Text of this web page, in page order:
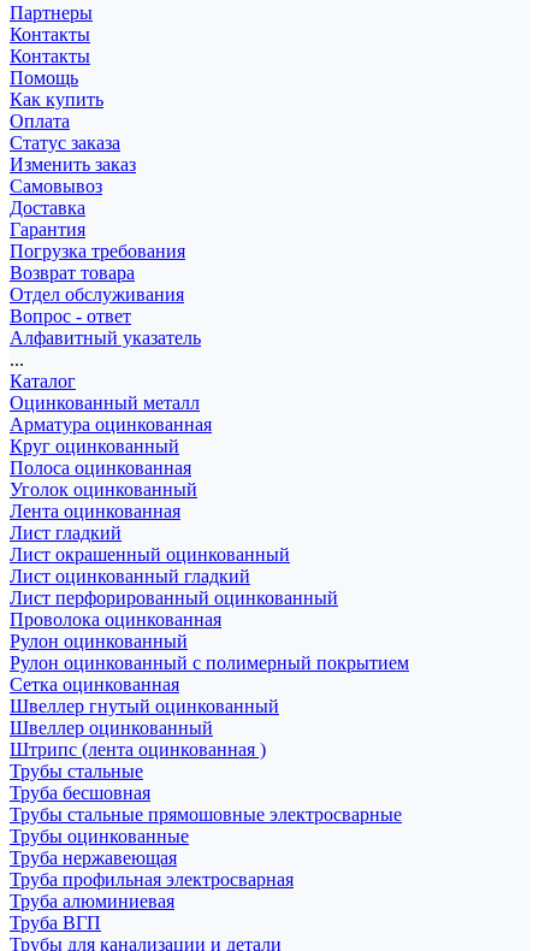
Партнеры
Контакты
Контакты
Помощь
Как купить
Оплата
Статус заказа
Изменить заказ
Самовывоз
Доставка
Гарантия
Погрузка требования
Возврат товара
Отдел обслуживания
Вопрос - ответ
Алфавитный указатель
...
Каталог
Оцинкованный металл
Арматура оцинкованная
Круг оцинкованный
Полоса оцинкованная
Уголок оцинкованный
Лента оцинкованная
Лист гладкий
Лист окрашенный оцинкованный
Лист оцинкованный гладкий
Лист перфорированный оцинкованный
Проволока оцинкованная
Рулон оцинкованный
Рулон оцинкованный с полимерный покрытием
Сетка оцинкованная
Швеллер гнутый оцинкованный
Швеллер оцинкованный
Штрипс (лента оцинкованная )
Трубы стальные
Труба бесшовная
Трубы стальные прямошовные электросварные
Трубы оцинкованные
Труба нержавеющая
Труба профильная электросварная
Труба алюминиевая
Труба ВГП
Трубы для канализации и детали